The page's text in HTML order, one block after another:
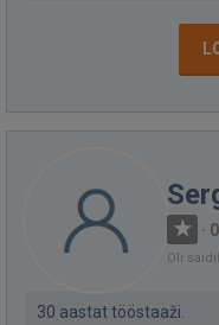
·
Oli
30 aastat tööstaaži.